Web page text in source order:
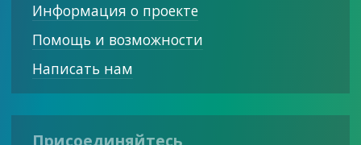
Информация о проекте
Помощь и возможности
Написать нам
Присоединяйтесь